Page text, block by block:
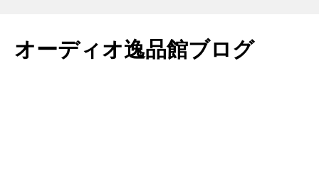
テ
ン
オーディオ逸品館ブログ